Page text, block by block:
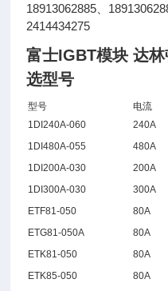
18913062885、
2414434275
富士IGBT模块 达
选型号
型号 电流
1DI240A-060
240A
1DI480A-055
480A
1DI200A-030
200A
1DI300A-030
300A
ETF81-050
80A
ETG81-050A
80A
ETK81-050
80A
ETK85-050
80A